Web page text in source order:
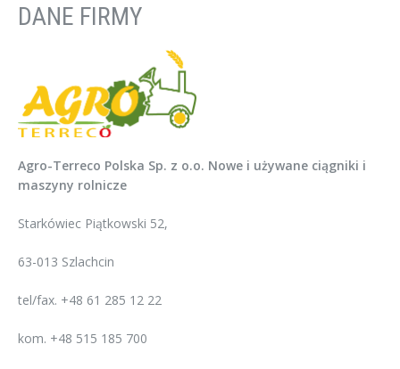
DANE FIRMY
Agro-Terreco Polska Sp. z o.o. Nowe i używane ciągniki i
maszyny rolnicze
Starkówiec Piątkowski 52,
63-013 Szlachcin
tel/fax. +48 61 285 12 22
kom. +48 515 185 700